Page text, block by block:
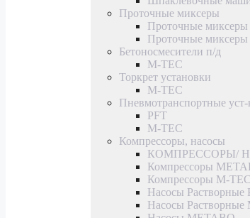
Проточные миксеры
Проточные миксеры
Проточные
Бетоносмесители п/д
M-TEC
Торкрет установки
M-TEC
Пневмотранспортные уст-
PFT
M-TEC
Компрессоры, насосы
КОМПРЕССОРЫ/
Компрессоры
Компрессоры M-TEC
Насосы Растворные
Насосы Растворные